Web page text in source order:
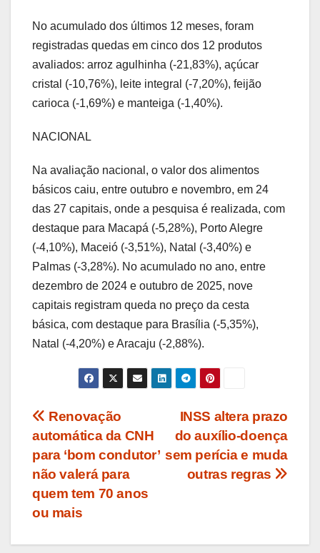
No acumulado dos últimos 12 meses, foram
registradas quedas em cinco dos 12 produtos
avaliados: arroz agulhinha (-21,83%), açúcar
cristal (-10,76%), leite integral (-7,20%), feijão
carioca (-1,69%) e manteiga (-1,40%).
NACIONAL
Na avaliação nacional, o valor dos alimentos
básicos caiu, entre outubro e novembro, em 24
das 27 capitais, onde a pesquisa é realizada, com
destaque para Macapá (-5,28%), Porto Alegre
(-4,10%), Maceió (-3,51%), Natal (-3,40%) e
Palmas (-3,28%). No acumulado no ano, entre
dezembro de 2024 e outubro de 2025, nove
capitais registram queda no preço da cesta
básica, com destaque para Brasília (-5,35%),
Natal (-4,20%) e Aracaju (-2,88%).
Navegação
de
Post
INSS altera prazo
do auxílio-doença
sem perícia e muda
outras regras
Renovação
automática da CNH
para ‘bom condutor’
não valerá para
quem tem 70 anos
ou mais